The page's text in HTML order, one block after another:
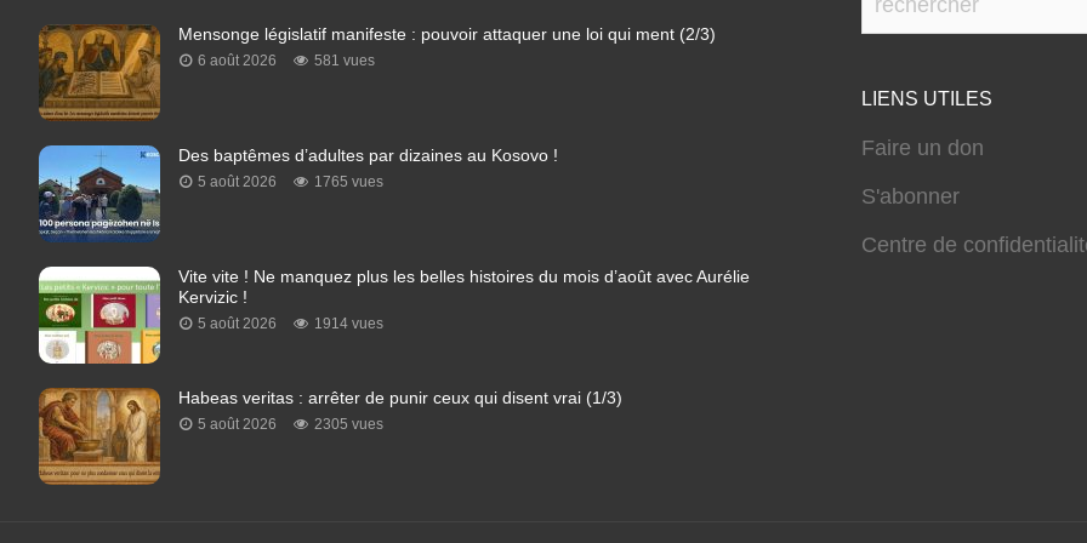
Mensonge législatif manifeste : pouvoir attaquer une loi qui ment (2/3)
6 août 2026 581 vues
Des baptêmes d’adultes par dizaines au Kosovo !
5 août 2026 1765 vues
Vite vite ! Ne manquez plus les belles histoires du mois d’août avec Aurélie
Kervizic !
5 août 2026 1914 vues
Habeas veritas : arrêter de punir ceux qui disent vrai (1/3)
5 août 2026 2305 vues
LIENS UTILES
Faire un don
S'abonner
Centre de